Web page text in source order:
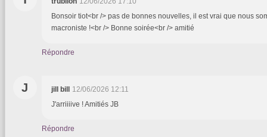
Bonsoir tiot<br /> pas de bonnes nouvelles, il est vrai que nous
macroniste !<br /> Bonne soirée<br /> amitié
Répondre
J jill bill
12/06/2026 12:11
J'arriiiive ! Amitiés JB
Répondre